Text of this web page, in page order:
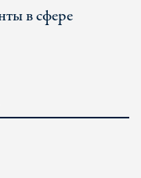
в сфере